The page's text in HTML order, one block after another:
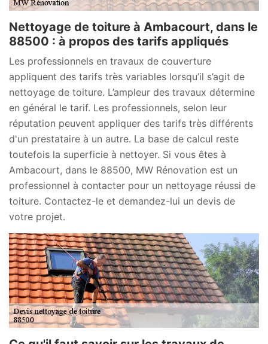
Nettoyage de toiture à Ambacourt, dans le
88500 : à propos des tarifs appliqués
Les professionnels en travaux de couverture
appliquent des tarifs très variables lorsqu’il s’agit de
nettoyage de toiture. L’ampleur des travaux détermine
en général le tarif. Les professionnels, selon leur
réputation peuvent appliquer des tarifs très différents
d'un prestataire à un autre. La base de calcul reste
toutefois la superficie à nettoyer. Si vous êtes à
Ambacourt, dans le 88500, MW Rénovation est un
professionnel à contacter pour un nettoyage réussi de
toiture. Contactez-le et demandez-lui un devis de
votre projet.